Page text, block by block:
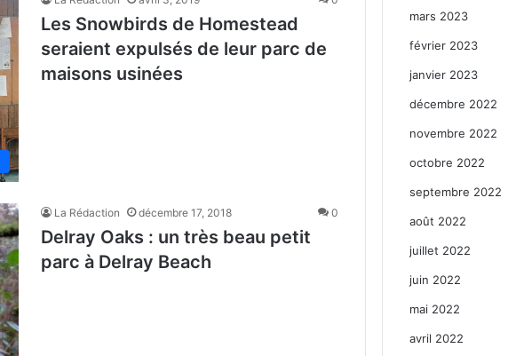
Les Snowbirds de Homestead
seraient expulsés de leur parc de
maisons usinées
La Rédaction décembre 17, 2018 0
Delray Oaks : un très beau petit
parc à Delray Beach
mars 2023
février 2023
janvier 2023
décembre 2022
novembre 2022
octobre 2022
septembre 2022
août 2022
juillet 2022
juin 2022
mai 2022
avril 2022